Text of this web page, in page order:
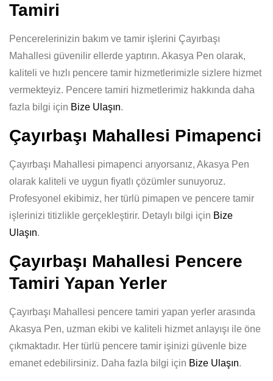
Tamiri
Pencerelerinizin bakım ve tamir işlerini Çayırbaşı
Mahallesi güvenilir ellerde yaptırın. Akasya Pen olarak,
kaliteli ve hızlı pencere tamir hizmetlerimizle sizlere hizmet
vermekteyiz. Pencere tamiri hizmetlerimiz hakkında daha
fazla bilgi için Bize Ulaşın.
Çayırbaşı Mahallesi Pimapenci
Çayırbaşı Mahallesi pimapenci arıyorsanız, Akasya Pen
olarak kaliteli ve uygun fiyatlı çözümler sunuyoruz.
Profesyonel ekibimiz, her türlü pimapen ve pencere tamir
işlerinizi titizlikle gerçekleştirir. Detaylı bilgi için Bize
Ulaşın.
Çayırbaşı Mahallesi Pencere
Tamiri Yapan Yerler
Çayırbaşı Mahallesi pencere tamiri yapan yerler arasında
Akasya Pen, uzman ekibi ve kaliteli hizmet anlayışı ile öne
çıkmaktadır. Her türlü pencere tamir işinizi güvenle bize
emanet edebilirsiniz. Daha fazla bilgi için Bize Ulaşın.